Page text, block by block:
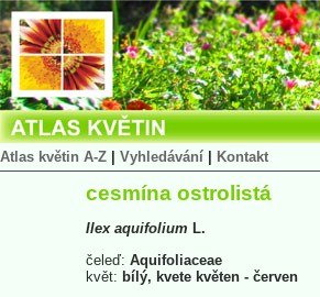
Atlas květin A-Z Vyhledávání Kontakt
cesmína ostrolistá
Ilex aquifolium L.
čeleď: Aquifoliaceae
květ: bílý, kvete květen - červen